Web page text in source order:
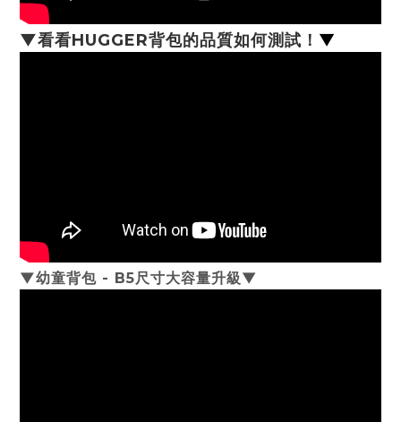
▼看看HUGGER背包的品質如何測試！ ▼
▼幼童背包 - B5尺寸大容量升級▼